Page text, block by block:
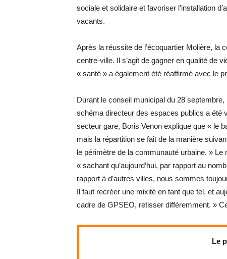
sociale et solidaire et favoriser l’installation
vacants.
Après la réussite de l’écoquartier Molière, la
centre-ville. Il s’agit de gagner en qualité de
« santé » a également été réaffirmé avec le
Durant le conseil municipal du 28
schéma directeur des espaces publics a été
secteur gare, Boris Venon explique que « le
mais la répartition se fait de la manière
le périmètre de la communauté urbaine. »
« sachant qu’aujourd’hui, par rapport au
rapport à d’autres villes, nous sommes
Il faut recréer une mixité en tant que tel, et
cadre de GPSEO, retisser différemment. »
Le